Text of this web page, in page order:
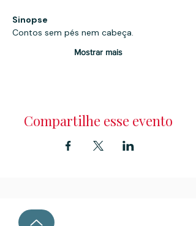
Sinopse
Contos sem pés nem cabeça.
Mostrar mais
Compartilhe esse evento